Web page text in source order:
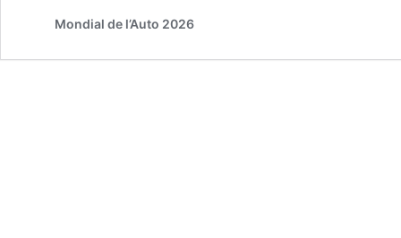
Mondial de l’Auto 2026